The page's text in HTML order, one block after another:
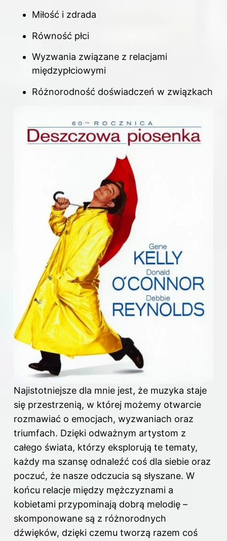
Miłość i zdrada
Równość płci
Wyzwania związane z relacjami
międzypłciowymi
Różnorodność doświadczeń w związkach
Najistotniejsze dla mnie jest, że muzyka staje
się przestrzenią, w której możemy otwarcie
rozmawiać o emocjach, wyzwaniach oraz
triumfach. Dzięki odważnym artystom z
całego świata, którzy eksplorują te tematy,
każdy ma szansę odnaleźć coś dla siebie oraz
poczuć, że nasze odczucia są słyszane. W
końcu relacje między mężczyznami a
kobietami przypominają dobrą melodię –
skomponowane są z różnorodnych
dźwięków, dzięki czemu tworzą razem coś